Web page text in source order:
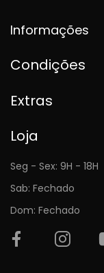
Informações
Condições
Extras
Loja
Seg - Sex: 9H - 18H
Sab: Fechado
Dom: Fechado